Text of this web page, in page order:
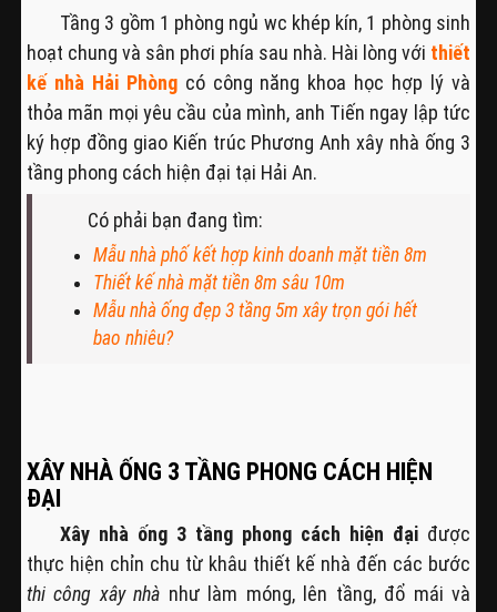
Tầng 3 gồm 1 phòng ngủ wc khép kín, 1 phòng sinh
hoạt chung và sân phơi phía sau nhà. Hài lòng với thiết
kế nhà Hải Phòngcó công năng khoa học hợp lý và
thỏa mãn mọi yêu cầu của mình, anh Tiến ngay lập tức
ký hợp đồng giao Kiến trúc Phương Anh xây nhà ống 3
tầng phong cách hiện đại tại Hải An.
Có phải bạn đang tìm:
Mẫu nhà phố kết hợp kinh doanh mặt tiền 8m
Thiết kế nhà mặt tiền 8m sâu 10m
Mẫu nhà ống đẹp 3 tầng 5m xây trọn gói hết
bao nhiêu?
XÂY NHÀ ỐNG 3 TẦNG PHONG CÁCH HIỆN
ĐẠI
Xây nhà ống 3 tầng phong cách hiện đại được
thực hiện chỉn chu từ khâu thiết kế nhà đến các bước
thi công xây nhà như làm móng, lên tầng, đổ mái và